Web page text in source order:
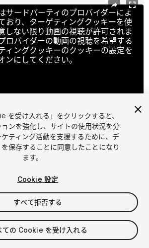
サードパーティのプロバイダーによ
おり、ターゲティングクッキーを使
しない限り動画の視聴が許可されま
ロバイダーの動画の視聴を希望する
ィングクッキーのクッキーの設定を
ンにしてください。
1/ 17
れます
を受け入れる」をクリックすると、
ンを強化し、サイトの使用状況を分
ティング活動を支援するために、デ
保存することに同意したことになり
ます。
Cookie 設定
すべて拒否する
ての Cookie を受け入れる